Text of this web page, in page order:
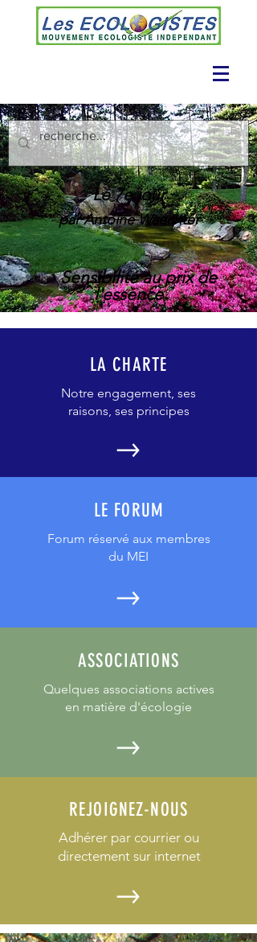
Le 7e jour
par AntoineWaechter
Sensibilité au prix de
l'essence
LA CHARTE
Notre engagement, ses
raisons, ses principes
LE FORUM
Forum réservé aux membres
du MEI
ASSOCIATIONS
Quelques associations actives
en matière d'écologie
REJOIGNEZ-NOUS
Adhérer par courrier ou
directement sur internet